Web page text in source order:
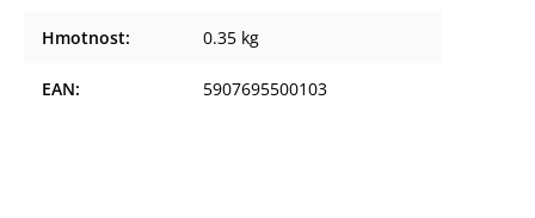
Hmotnost: 0.35 kg
EAN: 5907695500103